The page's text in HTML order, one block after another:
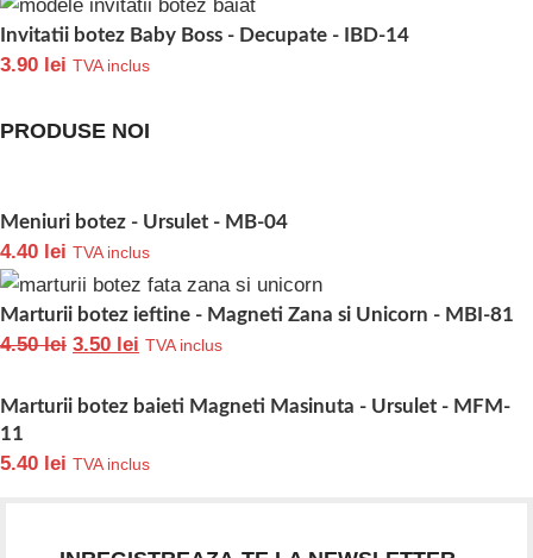
Invitatii botez Baby Boss - Decupate - IBD-14
3.90 lei TVA inclus
PRODUSE NOI
Meniuri botez - Ursulet - MB-04
4.40 lei TVA inclus
Marturii botez ieftine - Magneti Zana si Unicorn - MBI-81
4.50lei 3.50 lei TVA inclus
Marturii botez baieti Magneti Masinuta - Ursulet - MFM-
11
5.40 lei TVA inclus